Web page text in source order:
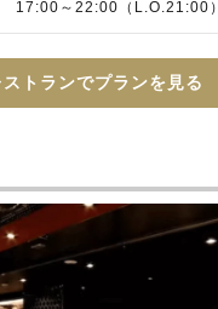
17:00～22:00（L.O.21:00）
トランでプランを見る